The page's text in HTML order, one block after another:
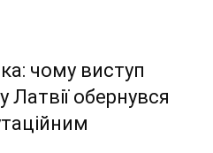
чому виступ
Латвії обернувся